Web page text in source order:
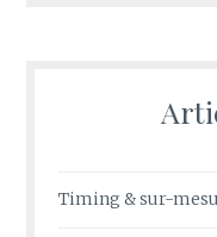
Timing & sur-